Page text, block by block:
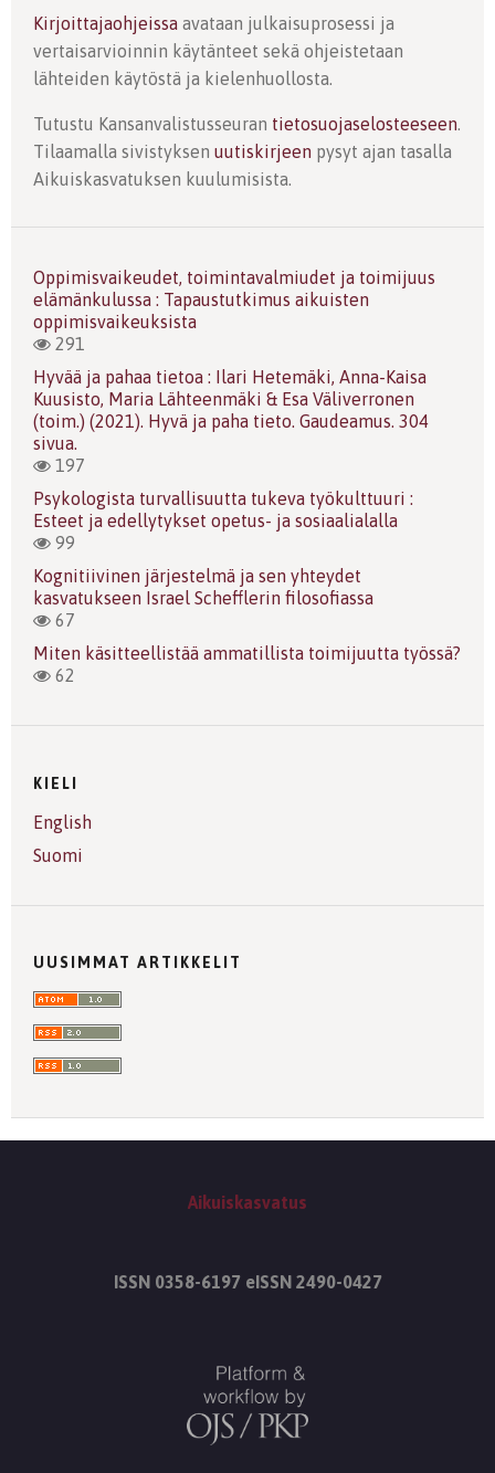
Kirjoittajaohjeissa avataan julkaisuprosessi ja
vertaisarvioinnin käytänteet sekä ohjeistetaan
lähteiden käytöstä ja kielenhuollosta.
Tutustu Kansanvalistusseuran tietosuojaselosteeseen.
Tilaamalla sivistyksen uutiskirjeen pysyt ajan tasalla
Aikuiskasvatuksen kuulumisista.
Oppimisvaikeudet, toimintavalmiudet ja toimijuus
elämänkulussa : Tapaustutkimus aikuisten
oppimisvaikeuksista
291
Hyvää ja pahaa tietoa : Ilari Hetemäki, Anna-Kaisa
Kuusisto, Maria Lähteenmäki & Esa Väliverronen
(toim.) (2021). Hyvä ja paha tieto. Gaudeamus. 304
sivua.
197
Psykologista turvallisuutta tukeva työkulttuuri :
Esteet ja edellytykset opetus- ja sosiaalialalla
99
Kognitiivinen järjestelmä ja sen yhteydet
kasvatukseen Israel Schefflerin filosofiassa
67
Miten käsitteellistää ammatillista toimijuutta työssä?
62
KIELI
English
Suomi
UUSIMMAT ARTIKKELIT
Aikuiskasvatus
ISSN 0358-6197 eISSN 2490-0427